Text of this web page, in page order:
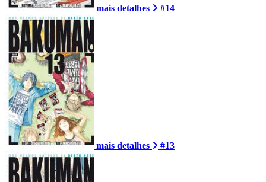
mais detalhes #14
mais detalhes #13